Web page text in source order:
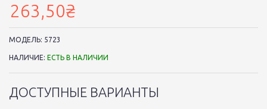
263,50₴
МОДЕЛЬ: 5723
НАЛИЧИЕ: ЕСТЬ В НАЛИЧИИ
ДОСТУПНЫЕ ВАРИАНТЫ